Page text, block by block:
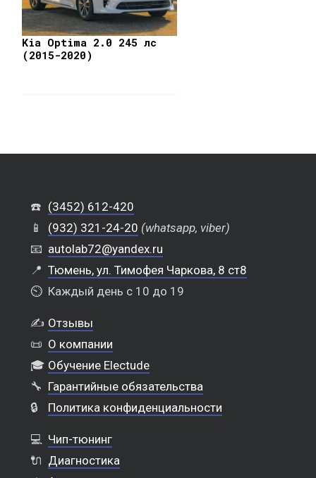
Kia Optima 2.0 245 лс
(2015-2020)
☎️ (3452) 612-420
📱
(932) 321-24-20 (whatsapp, viber)
📧 autolab72@yandex.ru
📍 Тюмень, ул. Тимофея Чаркова, 8 ст8
⏲️ Каждый день с 10 до 19
✍️ Отзывы
📜 О компании
🎓 Обучение Electude
🔧 Гарантийные обязательства
🔒
Политика конфиденциальности
💻 Чип-тюнинг
🔌 Диагностика